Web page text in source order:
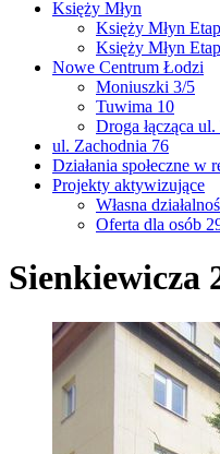
Księży Młyn
Księży Młyn
Księży Młyn
Nowe Centrum Łodzi
Moniuszki 3/5
Tuwima 10
Droga łącząca
ul. Zachodnia 76
Działania społeczne w
Projekty aktywizujące
Własna
Oferta dla osób
Sienkiewicza